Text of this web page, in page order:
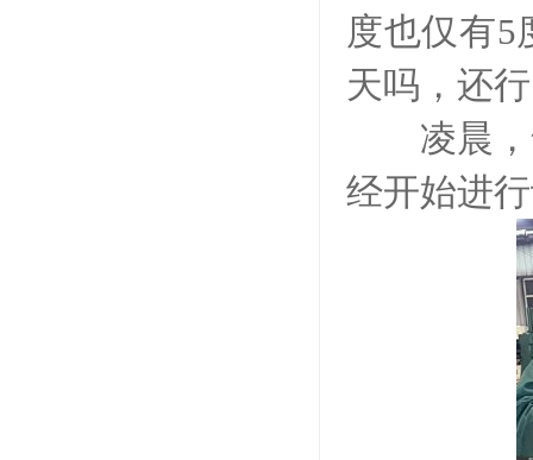
度也仅有5
天吗，还
凌晨，
经开始进